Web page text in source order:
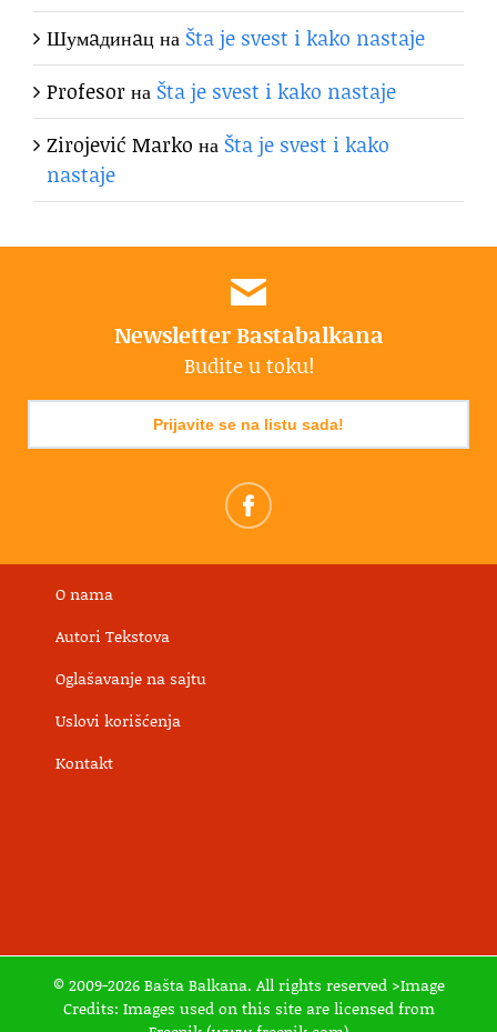
Шумaдинaцна Šta je svest i kako nastaje
Profesorна Šta je svest i kako nastaje
Zirojević Marko на Šta je svest i kako
nastaje
Newsletter Bastabalkana
Budite u toku!
Prijavite se na listu sada!
O nama
Autori Tekstova
Oglašavanje na sajtu
Uslovi korišćenja
Kontakt
© 2009-2026 Bašta Balkana. All rights reserved >Image
Credits: Images used on this site are licensed from